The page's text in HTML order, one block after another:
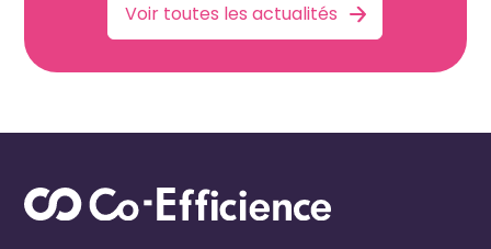
Voir toutes les actualités